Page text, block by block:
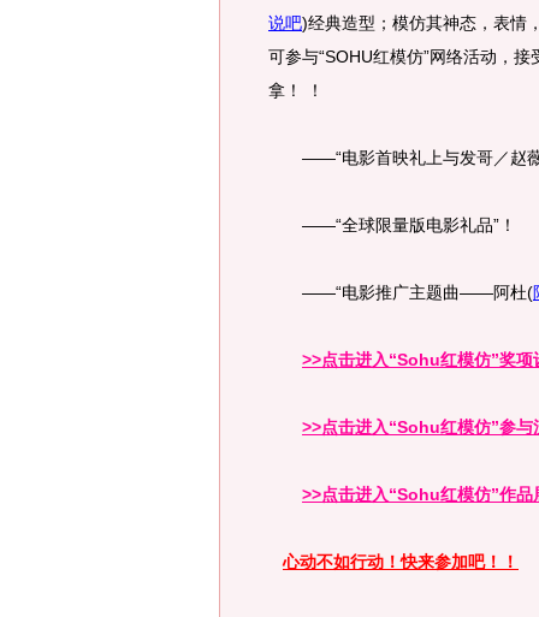
说吧)经典造型；模仿其神态，表情
可参与“SOHU红模仿”网络活动，接
拿！ ！
——“电影首映礼上与发哥／赵薇
——“全球限量版电影礼品”！
——“电影推广主题曲——阿杜(
>>点击进入“Sohu红模仿”奖项
>>点击进入“Sohu红模仿”参与
>>点击进入“Sohu红模仿”作品
心动不如行动！快来参加吧！！